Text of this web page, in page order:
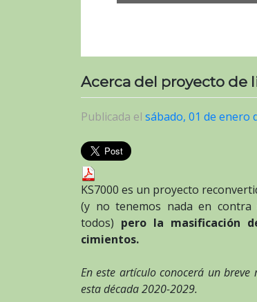
Acerca del proyecto de
Publicada el sábado, 01 de enero
KS7000 es un proyecto
(y no tenemos nada en contra
todos) pero la masificación
cimientos.
En este artículo conocerá un
esta década 2020-2029.